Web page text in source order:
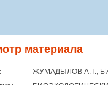
материала
ЖУМАДЫЛОВ А.Т.,